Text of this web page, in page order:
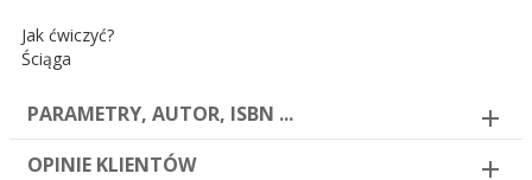
Jak ćwiczyć?
Ściąga
PARAMETRY, AUTOR, ISBN ...
OPINIE KLIENTÓW